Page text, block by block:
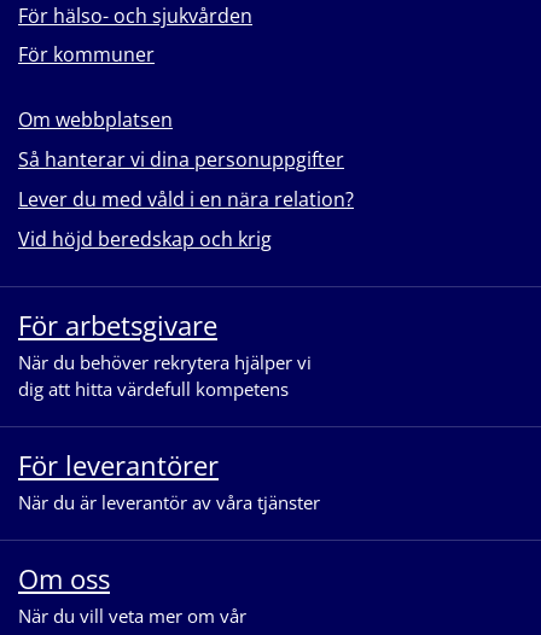
För hälso- och sjukvården
För kommuner
Om webbplatsen
Så hanterar vi dina personuppgifter
Lever du med våld i en nära relation?
Vid höjd beredskap och krig
För arbetsgivare
När du behöver rekrytera hjälper vi
dig att hitta värdefull kompetens
För leverantörer
När du är leverantör av våra tjänster
Om oss
När du vill veta mer om vår